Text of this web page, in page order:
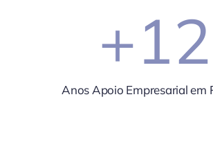
+12
Anos Apoio Empresarial em